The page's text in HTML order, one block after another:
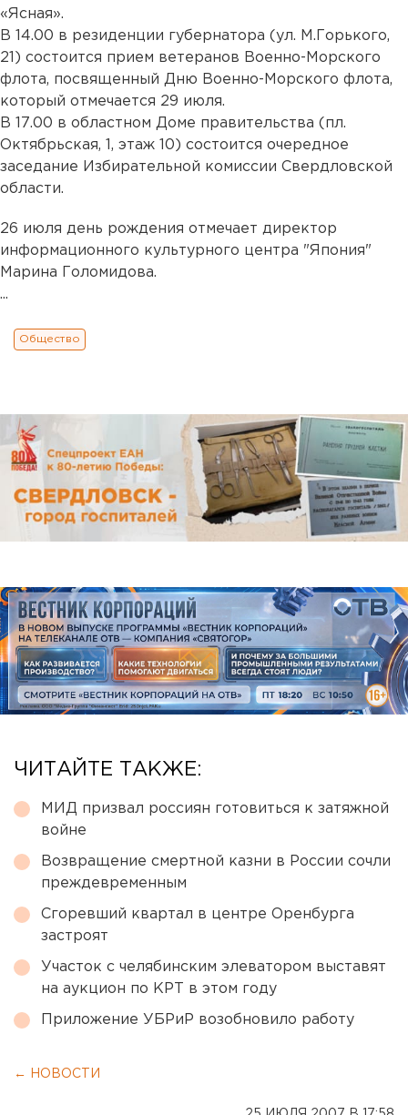
«Ясная».
В 14.00 в резиденции губернатора (ул. М.Горького,
21) состоится прием ветеранов Военно-Морского
флота, посвященный Дню Военно-Морского флота,
который отмечается 29 июля.
В 17.00 в областном Доме правительства (пл.
Октябрьская, 1, этаж 10) состоится очередное
заседание Избирательной комиссии Свердловской
области.
26 июля день рождения отмечает директор
информационного культурного центра "Япония"
Марина Голомидова.
...
Общество
ЧИТАЙТЕ ТАКЖЕ:
МИД призвал россиян готовиться к затяжной
войне
Возвращение смертной казни в России сочли
преждевременным
Сгоревший квартал в центре Оренбурга
застроят
Участок с челябинским элеватором выставят
на аукцион по КРТ в этом году
Приложение УБРиР возобновило работу
← НОВОСТИ